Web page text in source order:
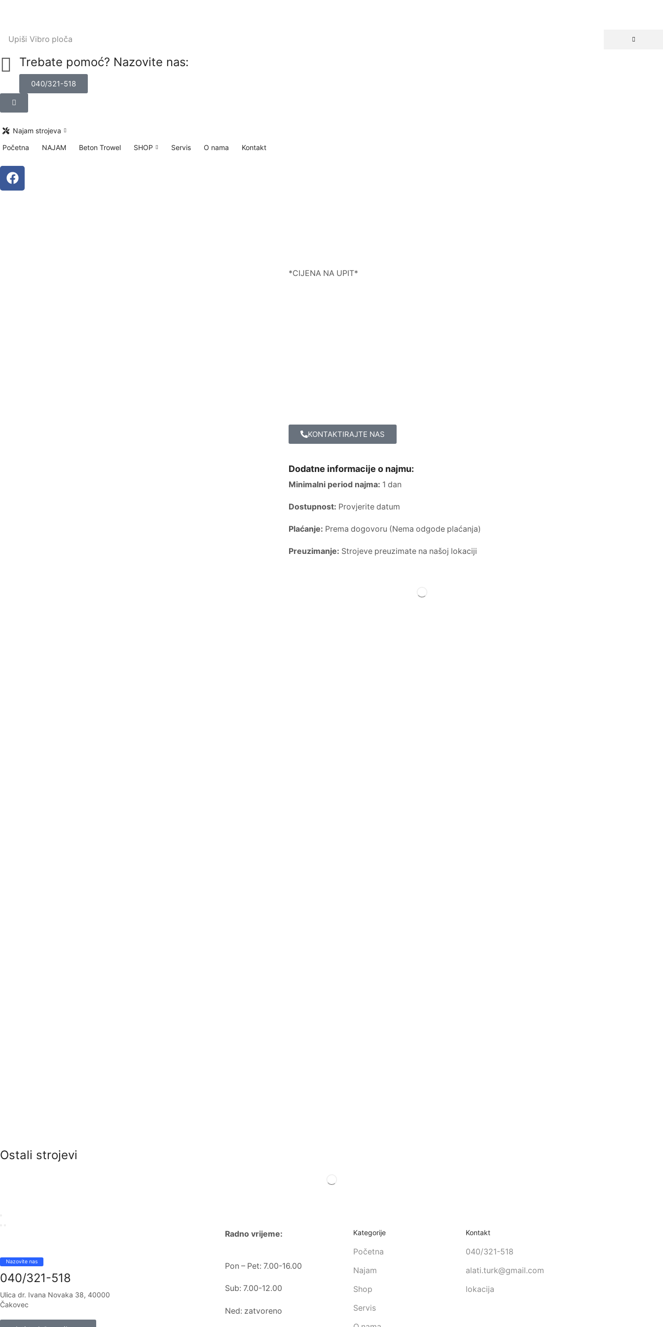
Upiši Vibro ploča
Trebate pomoć? Nazovite nas:
040/321-518
Najam strojeva
Početna
NAJAM Beton Trowel SHOP Servis O nama Kontakt
*CIJENA NA UPIT*
KONTAKTIRAJTE NAS
Dodatne informacije o najmu:
Minimalni period najma: 1 dan
Dostupnost: Provjerite datum
Plaćanje: Prema dogovoru (Nema odgode plaćanja)
Preuzimanje: Strojeve preuzimate na našoj lokaciji
Ostali strojevi
Nazovite nas
040/321-518
Ulica dr. Ivana Novaka 38, 40000
Čakovec
Radno vrijeme:
Pon – Pet: 7.00-16.00
Sub: 7.00-12.00
Ned: zatvoreno
Kategorije
Početna
Najam
Shop
Servis
Kontakt
040/321-518
alati.turk@gmail.com
lokacija